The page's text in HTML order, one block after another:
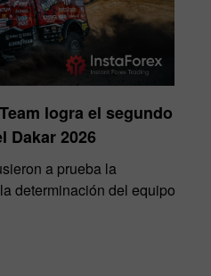
logra el segundo
Dakar 2026
a prueba la
determinación del equipo